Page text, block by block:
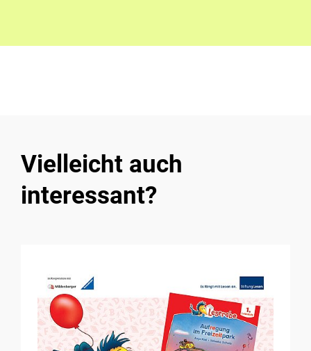
Vielleicht auch
interessant?